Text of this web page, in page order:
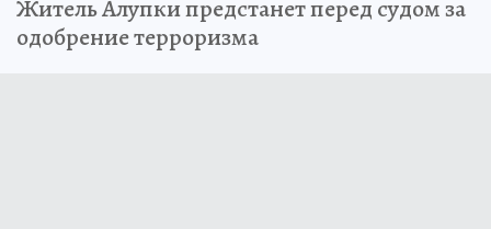
Житель Алупки предстанет перед судом за
одобрение терроризма